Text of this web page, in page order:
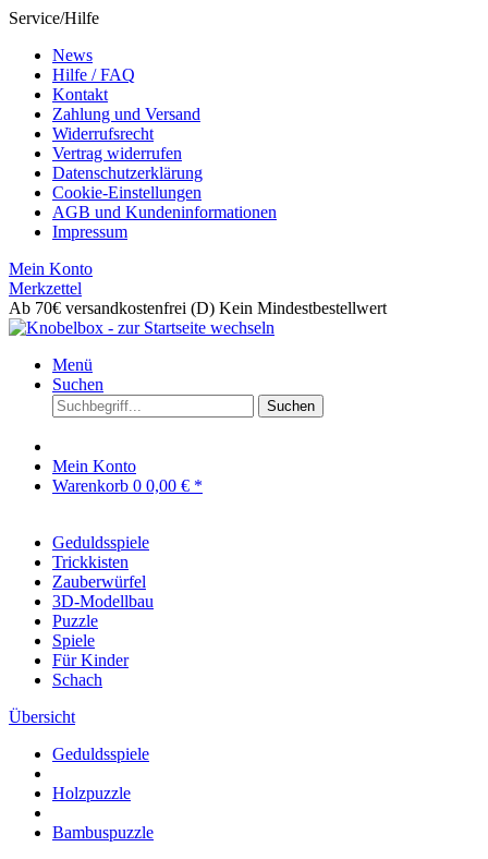
Service/Hilfe
News
Hilfe / FAQ
Kontakt
Zahlung und Versand
Widerrufsrecht
Vertrag widerrufen
Datenschutzerklärung
Cookie-Einstellungen
AGB und Kundeninformationen
Impressum
Mein Konto
Merkzettel
Ab 70€ versandkostenfrei (D) Kein Mindestbestellwert
Menü
Suchen
Suchen
Mein Konto
Warenkorb 0 0,00 € *
Geduldsspiele
Trickkisten
Zauberwürfel
3D-Modellbau
Puzzle
Spiele
Für Kinder
Schach
Übersicht
Geduldsspiele
Holzpuzzle
Bambuspuzzle